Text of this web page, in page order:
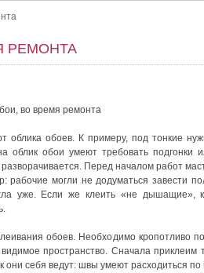
РЕМОНТА
облика обоев. К примеру, под тонкие
облик обои умеют требовать подгонки
Перед началом работ
рабочие могли не додуматься завести
уже. Если же клеить «не дышащие»,
обоев. Необходимо кропотливо
пространство. Сначала приклеим
они себя ведут: швы умеют расходиться по